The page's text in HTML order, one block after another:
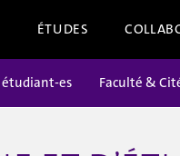
ÉTUDES
étudiant-es Faculté &